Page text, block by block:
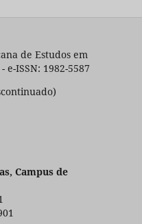
de Estudos em
ISSN: 1982-5587
Campus de